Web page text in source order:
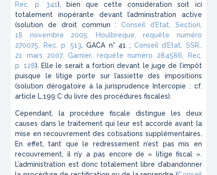
Rec. p. 341), bien que cette considération soit ici
totalement inopérante devant l’administration active
(solution de droit commun : Conseil d’Etat, Section,
18 novembre 2005, Houlbreque, requête numéro
270075, Rec. p. 513, GACA n° 41 ;Conseil d’Etat, SSR.,
21 mars 2007, Garnier, requête numéro 284586, Rec.
p. 128). Elle le serait a fortiori devant le juge de l’impôt
puisque le litige porte sur l’assiette des impositions
(solution dérogatoire à la jurisprudence Intercopie : cf.
article L.199 C du livre des procédures fiscales).
Cependant, la procédure fiscale distingue les deux
causes dans le traitement qui leur est accordé avant la
mise en recouvrement des cotisations supplémentaires.
En effet, tant que le redressement n’est pas mis en
recouvrement, il n’y a pas encore de « litige fiscal ».
L’administration est donc totalement libre d’abandonner